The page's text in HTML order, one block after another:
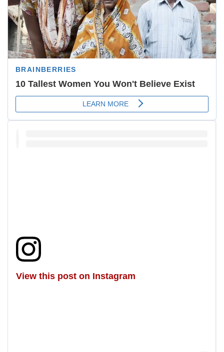
View this post on Instagram